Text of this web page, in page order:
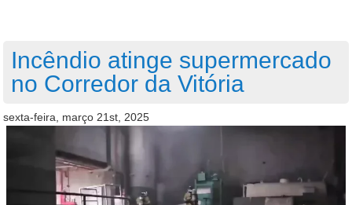
Incêndio atinge supermercado
no Corredor da Vitória
sexta-feira, março 21st, 2025